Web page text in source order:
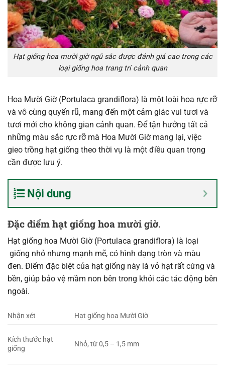
Hạt giống hoa mười giờ ngũ sắc được đánh giá cao trong các
loại giống hoa trang trí cảnh quan
Hoa Mười Giờ (Portulaca grandiflora) là một loài hoa rực rỡ
và vô cùng quyến rũ, mang đến một cảm giác vui tươi và
tươi mới cho không gian cảnh quan. Để tận hưởng tất cả
những màu sắc rực rỡ mà Hoa Mười Giờ mang lại, việc
gieo trồng hạt giống theo thời vụ là một điều quan trọng
cần được lưu ý.
Nội dung
Đặc điểm hạt giống hoa mười giờ.
Hạt giống hoa Mười Giờ (Portulaca grandiflora) là loại
giống nhỏ nhưng mạnh mẽ, có hình dạng tròn và màu
đen. Điểm đặc biệt của hạt giống này là vỏ hạt rất cứng và
bền, giúp bảo vệ mầm non bên trong khỏi các tác động bên
ngoài.
Nhận xét Hạt giống hoa Mười Giờ
Kích thước hạt
giống
Nhỏ, từ 0,5 – 1,5 mm